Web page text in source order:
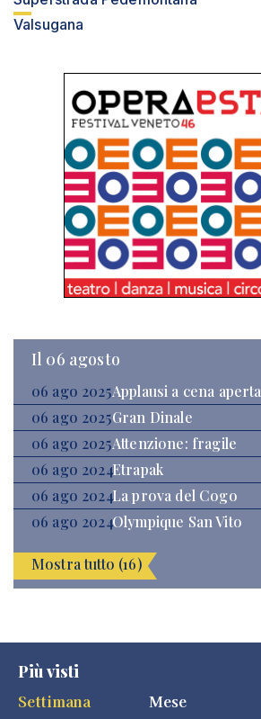
Valsugana
Il 06 agosto
06 ago 2025Applausi a cena aperta
06 ago 2025Gran Dinale
06 ago 2025Attenzione: fragile
06 ago 2024Etrapak
06 ago 2024La prova del Cogo
06 ago 2024Olympique San Vito
Mostra tutto (16)
Più visti
Settimana
Mese